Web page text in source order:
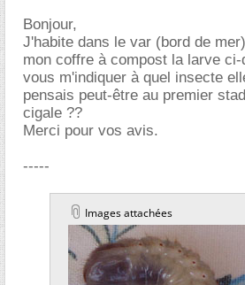
Bonjour,
J'habite dans le var (bord de
mon coffre à compost la larve
vous m'indiquer à quel insecte
pensais peut-être au premier
cigale ??
Merci pour vos avis.
-----
Images attachées